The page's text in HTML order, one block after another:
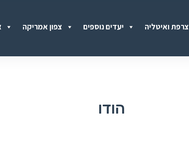
צפון אמריקה יעדים נוספים צרפת ואיטליה
הודו